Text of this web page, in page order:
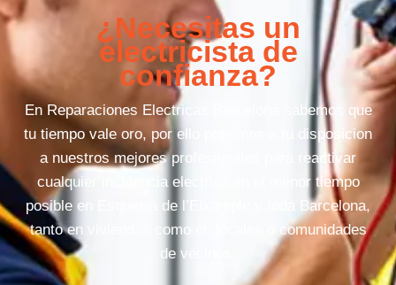
¿Necesitas un
electricista de
confianza?
En Reparaciones Electricas Barcelona sabemos que
tu tiempo vale oro, por ello ponemos a tu disposicion
a nuestros mejores profesionales para reactivar
cualquier incidencia electrica en el menor tiempo
posible en Esquerra de l’Eixample y toda Barcelona,
tanto en viviendas como en locales o comunidades
de vecinos.